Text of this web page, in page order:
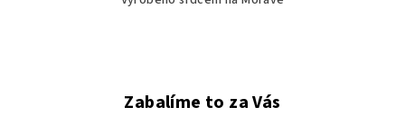
Zabalíme to za Vás